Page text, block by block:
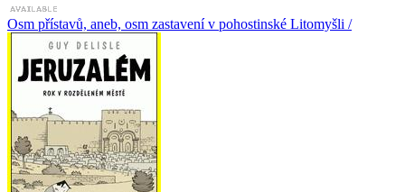
Osm přístavů, aneb, osm zastavení v pohostinské Litomyšli /